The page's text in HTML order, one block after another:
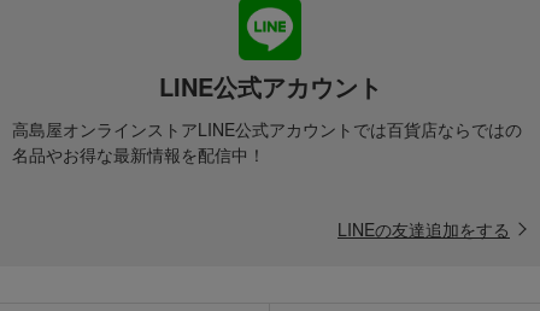
LINE公式アカウント
高島屋オンラインストアLINE公式アカウントでは百貨店ならではの
名品やお得な最新情報を配信中！
LINEの友達追加をする